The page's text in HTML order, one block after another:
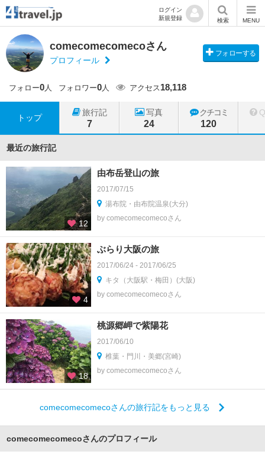
ログイン
新規登録
検索 MENU
comecomecomecoさん
プロフィール
フォローする
フォロー0人 フォロワー0人 アクセス18,118
トップ
旅行記
7
写真
24
クチコミ
120
最近の旅行記
12
由布岳登山の旅
2017/07/15
湯布院・由布院温泉(大分)
by comecomecomecoさん
4
ぶらり大阪の旅
2017/06/24 - 2017/06/25
キタ（大阪駅・梅田）(大阪)
by comecomecomecoさん
18
桃源郷岬で紫陽花
2017/06/10
椎葉・門川・美郷(宮崎)
by comecomecomecoさん
comecomecomecoさんの旅行記をもっと見る
comecomecomecoさんのプロフィール